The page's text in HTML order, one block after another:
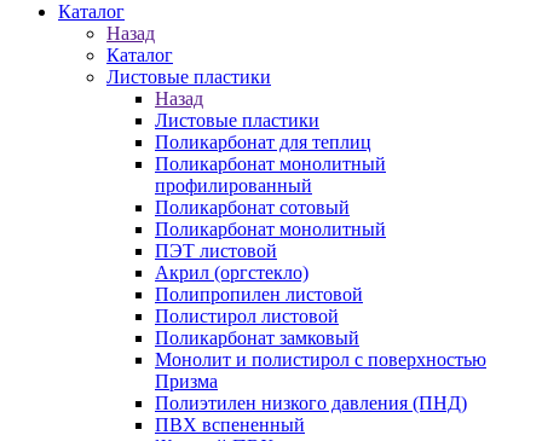
Каталог
Назад
Каталог
Листовые пластики
Назад
Листовые пластики
Поликарбонат для теплиц
Поликарбонат монолитный
профилированный
Поликарбонат сотовый
Поликарбонат монолитный
ПЭТ листовой
Акрил (оргстекло)
Полипропилен листовой
Полистирол листовой
Поликарбонат замковый
Монолит и полистирол с поверхностью
Призма
Полиэтилен низкого давления (ПНД)
ПВХ вспененный